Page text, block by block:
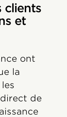
clients
et
ont
la
de